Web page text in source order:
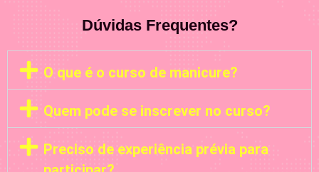
Dúvidas Frequentes?
O que é o curso de manicure?
Quem pode se inscrever no curso?
Preciso de experiência prévia para